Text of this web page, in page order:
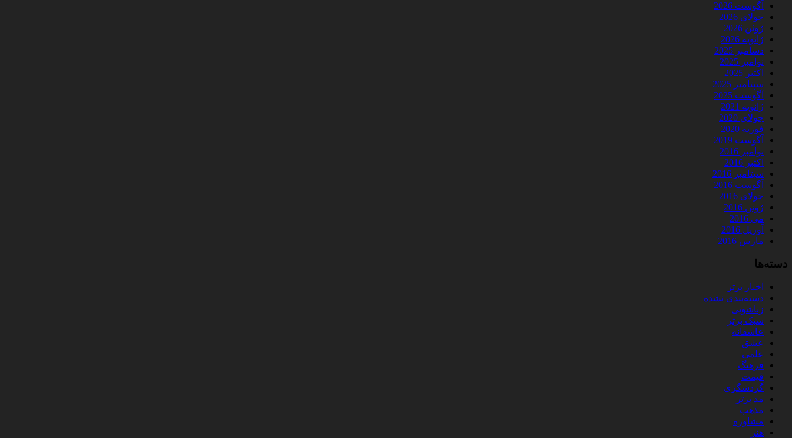
آگوست 2026
جولای 2026
ژوئن 2026
ژانویه 2026
دسامبر 2025
نوامبر 2025
اکتبر 2025
سپتامبر 2025
آگوست 2025
ژانویه 2021
جولای 2020
فوریه 2020
آگوست 2019
نوامبر 2016
اکتبر 2016
سپتامبر 2016
آگوست 2016
جولای 2016
ژوئن 2016
می 2016
آوریل 2016
مارس 2016
دسته‌ها
اخبار برتر
دسته‌بندی نشده
زناشویی
سبک برتر
عاشقانه
عشق
علمی
فرهنگ
قیمت
گردشگری
مد برتر
مذهب
مشاوره
هنر